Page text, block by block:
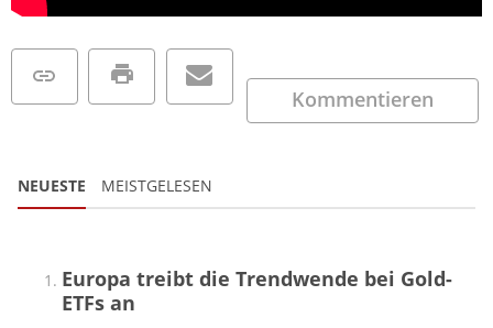
Kommentieren
NEUESTE MEISTGELESEN
Europa treibt die Trendwende bei Gold-
ETFs an